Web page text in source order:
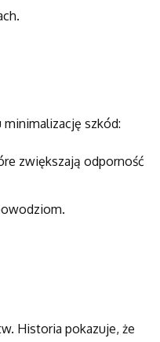
minimalizację szkód:
zwiększają odporność
Historia pokazuje, że